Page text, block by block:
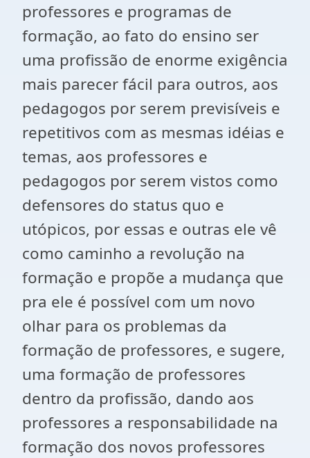
professores e programas de
formação, ao fato do ensino ser
uma profissão de enorme exigência
mais parecer fácil para outros, aos
pedagogos por serem previsíveis e
repetitivos com as mesmas idéias e
temas, aos professores e
pedagogos por serem vistos como
defensores do status quo e
utópicos, por essas e outras ele vê
como caminho a revolução na
formação e propõe a mudança que
pra ele é possível com um novo
olhar para os problemas da
formação de professores, e sugere,
uma formação de professores
dentro da profissão, dando aos
professores a responsabilidade na
formação dos novos professores